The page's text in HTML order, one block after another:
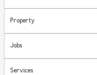
Property
Jobs
Services